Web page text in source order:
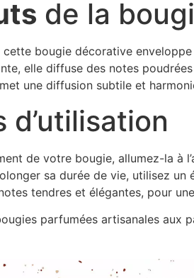
de la
cette bougie décorative
elle diffuse des notes
une diffusion subtile et
d’utilisation
de votre bougie, allumez-la à
sa durée de vie, utilisez
tendres et élégantes, pour
parfumées artisanales aux